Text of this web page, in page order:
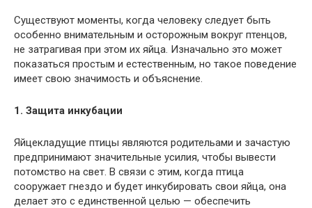
Существуют моменты, когда человеку следует быть
особенно внимательным и осторожным вокруг птенцов,
не затрагивая при этом их яйца. Изначально это может
показаться простым и естественным, но такое поведение
имеет свою значимость и объяснение.
1. Защита инкубации
Яйцекладущие птицы являются родительами и зачастую
предпринимают значительные усилия, чтобы вывести
потомство на свет. В связи с этим, когда птица
сооружает гнездо и будет инкубировать свои яйца, она
делает это с единственной целью — обеспечить